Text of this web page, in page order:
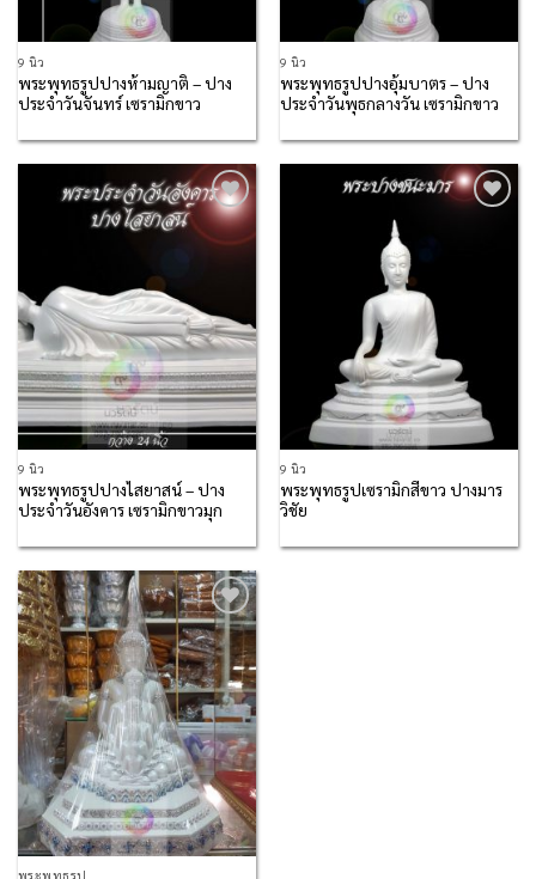
9 นิ้ว
พระพุทธรูปปางห้ามญาติ – ปาง
ประจำวันจันทร์ เซรามิกขาว
9 นิ้ว
พระพุทธรูปปางอุ้มบาตร – ปาง
ประจำวันพุธกลางวัน เซรามิกขาว
Add to
Wishlist
9 นิ้ว
พระพุทธรูปปางไสยาสน์ – ปาง
ประจำวันอังคาร เซรามิกขาวมุก
9 นิ้ว
พระพุทธรูปเซรามิกสีขาว ปางมาร
วิชัย
Add to
Wishlist
พระพุทธรูป